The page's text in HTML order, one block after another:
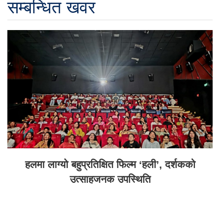
सम्बन्धित खवर
हलमा लाग्यो बहुप्रतिक्षित फिल्म ‘हली’, दर्शकको
उत्साहजनक उपस्थिति